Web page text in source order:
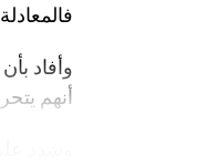
وأفاد
أنهم